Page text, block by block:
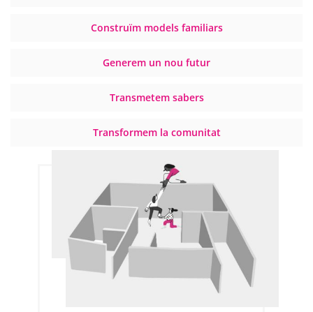
Construïm models familiars
Generem un nou futur
Transmetem sabers
Transformem la comunitat